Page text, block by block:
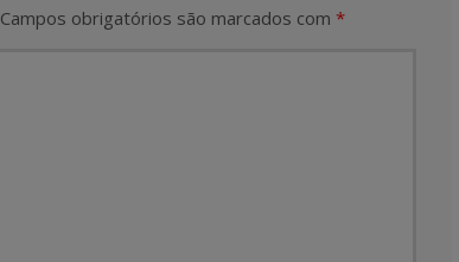
Campos obrigatórios são marcados com *